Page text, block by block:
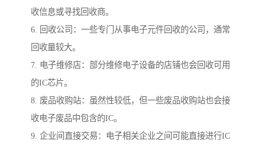
收信息或寻找回收商。
6. 回收公司：一些专门从事电子元件回收的公司，通常
回收量较大。
7. 电子维修店：部分维修电子设备的店铺也会回收可用
的IC芯片。
8. 废品收购站：虽然性较低，但一些废品收购站也会接
收电子废品中包含的IC。
9. 企业间直接交易：电子相关企业之间可能直接进行IC